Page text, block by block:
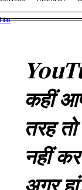
to
कहीं
तरह
नहीं
अगर